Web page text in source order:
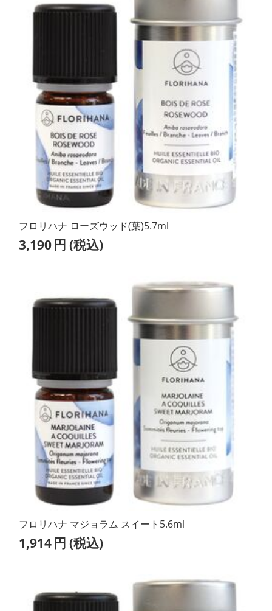
フロリハナ ローズウッド(葉)5.7ml
3,190円 (税込)
フロリハナ マジョラム スイート5.6ml
1,914円 (税込)